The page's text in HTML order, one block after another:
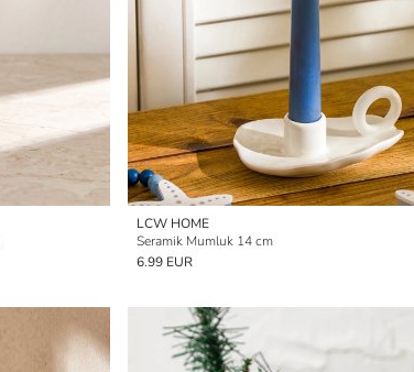
LCW HOME
Seramik Mumluk 14 cm
6.99 EUR